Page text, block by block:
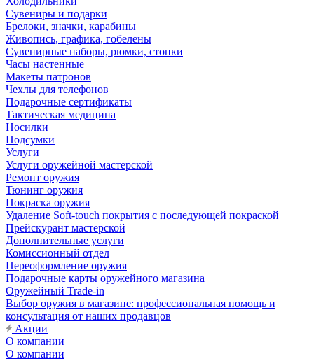
Сувениры и подарки
Брелоки, значки, карабины
Живопись, графика, гобелены
Сувенирные наборы, рюмки, стопки
Часы настенные
Макеты патронов
Чехлы для телефонов
Подарочные сертификаты
Тактическая медицина
Носилки
Подсумки
Услуги
Услуги оружейной мастерской
Ремонт оружия
Тюнинг оружия
Покраска оружия
Удаление Soft-touch покрытия с последующей покраской
Прейскурант мастерской
Дополнительные услуги
Комиссионный отдел
Переоформление оружия
Подарочные карты оружейного магазина
Оружейный Trade-in
Выбор оружия в магазине: профессиональная помощь и
консультация от наших продавцов
Акции
О компании
О компании